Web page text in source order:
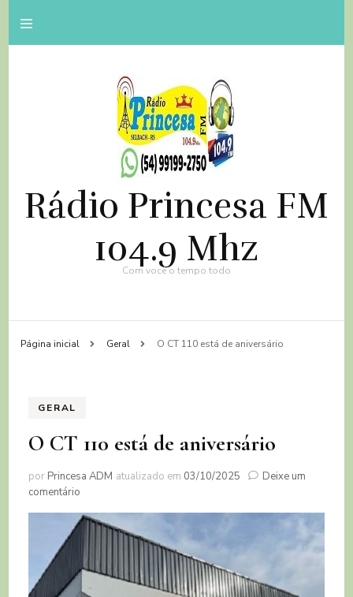
Rádio Princesa FM
104.9 Mhz
Com você o tempo todo
Página inicial Geral O CT 110 está de aniversário
GERAL
O CT 110 está de aniversário
por Princesa ADM atualizado em 03/10/2025
Deixe um
comentário
CT
de
aniversário